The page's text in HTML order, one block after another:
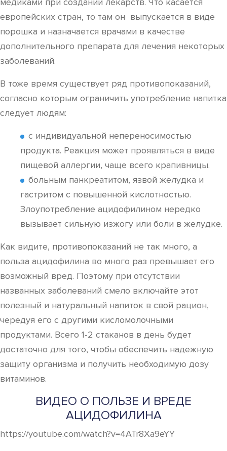
европейских стран, то там он выпускается в виде
порошка и назначается врачами в качестве
дополнительного препарата для лечения некоторых
заболеваний.
В тоже время существует ряд противопоказаний,
согласно которым ограничить употребление напитка
следует людям:
с индивидуальной непереносимостью
продукта. Реакция может проявляться в виде
пищевой аллергии, чаще всего крапивницы.
больным панкреатитом, язвой желудка и
гастритом с повышенной кислотностью.
Злоупотребление ацидофилином нередко
вызывает сильную изжогу или боли в желудке.
Как видите, противопоказаний не так много, а
польза ацидофилина во много раз превышает его
возможный вред. Поэтому при отсутствии
названных заболеваний смело включайте этот
полезный и натуральный напиток в свой рацион,
чередуя его с другими кисломолочными
продуктами. Всего 1-2 стаканов в день будет
достаточно для того, чтобы обеспечить надежную
защиту организма и получить необходимую дозу
витаминов.
ВИДЕО О ПОЛЬЗЕ И ВРЕДЕ
АЦИДОФИЛИНА
https://youtube.com/watch?v=4ATr8Xa9eYY